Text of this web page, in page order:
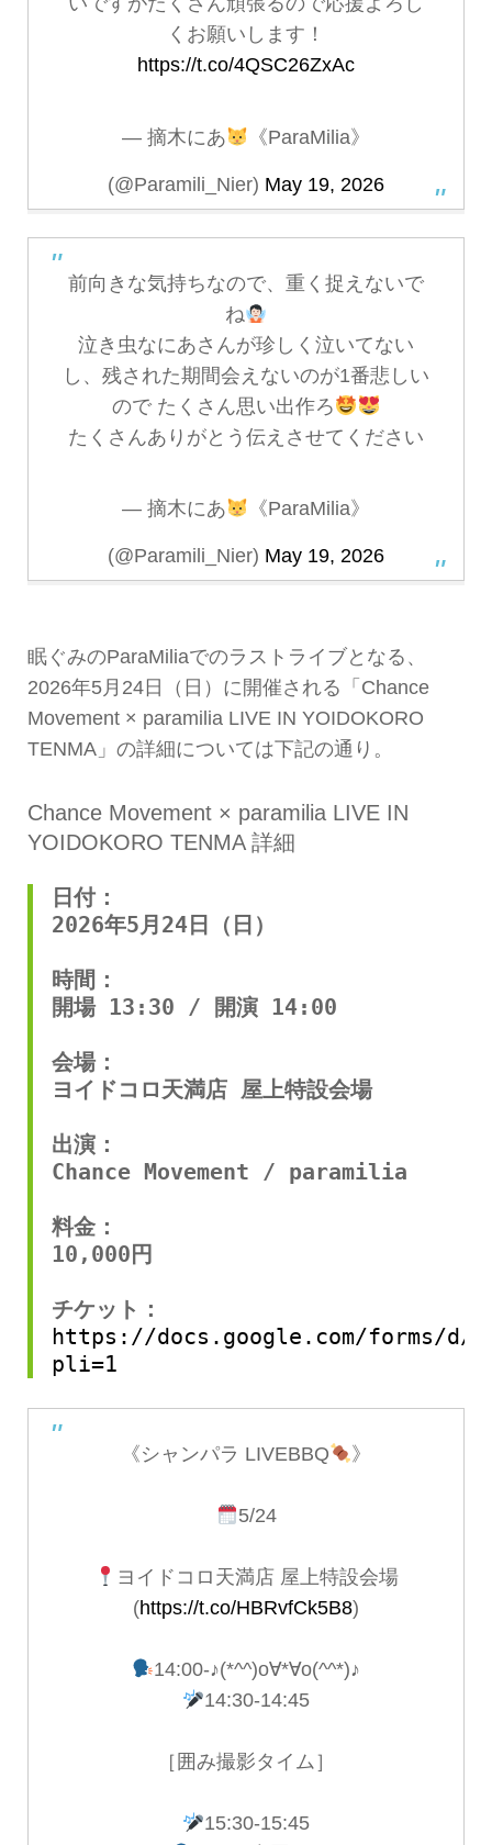
くお願いします！
https://t.co/4QSC26ZxAc
— 摘木にあ 《ParaMilia》
(@Paramili_Nier) May 19, 2026
前向きな気持ちなので、重く捉えないで
ね
泣き虫なにあさんが珍しく泣いてない
し、残された期間会えないのが1番悲しい
ので たくさん思い出作ろ
たくさんありがとう伝えさせてください
— 摘木にあ 《ParaMilia》
(@Paramili_Nier) May 19, 2026
眠ぐみのParaMiliaでのラストライブとなる、
2026年5月24日（日）に開催される「Chance
Movement × paramilia LIVE IN YOIDOKORO
TENMA」の詳細については下記の通り。
Chance Movement × paramilia LIVE IN
YOIDOKORO TENMA 詳細
日付：
2026年5月24日（日）
時間：
開場 13:30 / 開演 14:00
会場：
ヨイドコロ天満店 屋上特設会場
出演：
Chance Movement / paramilia
料金：
10,000円
チケット：
https://docs.google.com/forms/d/e/
pli=1
《シャンパラ LIVEBBQ 》
5/24
ヨイドコロ天満店 屋上特設会場
(https://t.co/HBRvfCk5B8)
14:00-♪(*^^)o∀*∀o(^^*)♪
14:30-14:45
［囲み撮影タイム］
15:30-15:45